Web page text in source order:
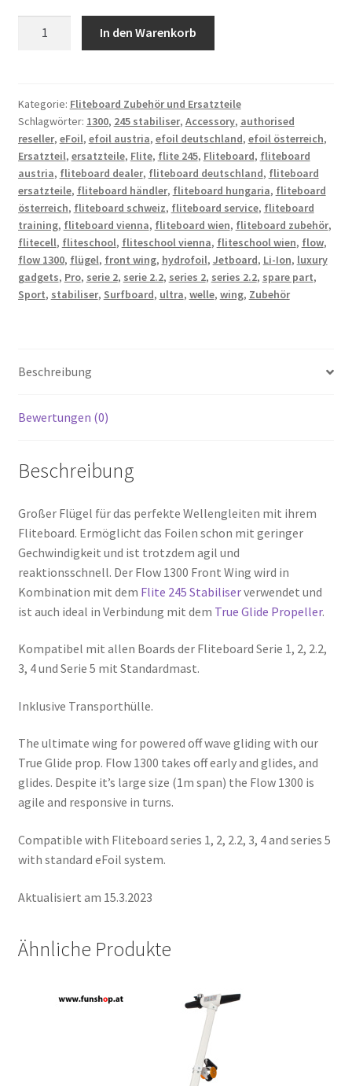
Menge
In den Warenkorb
Kategorie: Fliteboard Zubehör und Ersatzteile
Schlagwörter: 1300, 245 stabiliser, Accessory, authorised
reseller, eFoil, efoil austria, efoil deutschland, efoil österreich,
Ersatzteil, ersatzteile, Flite, flite 245, Fliteboard, fliteboard
austria, fliteboard dealer, fliteboard deutschland, fliteboard
ersatzteile, fliteboard händler, fliteboard hungaria, fliteboard
österreich, fliteboard schweiz, fliteboard service, fliteboard
training, fliteboard vienna, fliteboard wien, fliteboard zubehör,
flitecell, fliteschool, fliteschool vienna, fliteschool wien, flow,
flow 1300, flügel, front wing, hydrofoil, Jetboard, Li-Ion, luxury
gadgets, Pro, serie 2, serie 2.2, series 2, series 2.2, spare part,
Sport, stabiliser, Surfboard, ultra, welle, wing, Zubehör
Beschreibung
Bewertungen (0)
Beschreibung
Großer Flügel für das perfekte Wellengleiten mit ihrem
Fliteboard. Ermöglicht das Foilen schon mit geringer
Gechwindigkeit und ist trotzdem agil und
reaktionsschnell. Der Flow 1300 Front Wing wird in
Kombination mit dem Flite 245 Stabiliserverwendet und
ist auch ideal in Verbindung mit dem True Glide Propeller.
Kompatibel mit allen Boards der Fliteboard Serie 1, 2, 2.2,
3, 4 und Serie 5 mit Standardmast.
Inklusive Transporthülle.
The ultimate wing for powered off wave gliding with our
True Glide prop. Flow 1300 takes off early and glides, and
glides. Despite it’s large size (1m span) the Flow 1300 is
agile and responsive in turns.
Compatible with Fliteboard series 1, 2, 2.2, 3, 4 and series 5
with standard eFoil system.
Aktualisiert am 15.3.2023
Ähnliche Produkte